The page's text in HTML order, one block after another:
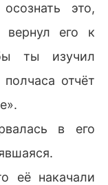
это,
вернул его к
ты изучил
отчёт
в его
её накачали